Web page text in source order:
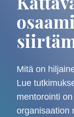
Mitä on
Lue
mentorointi
organisaation